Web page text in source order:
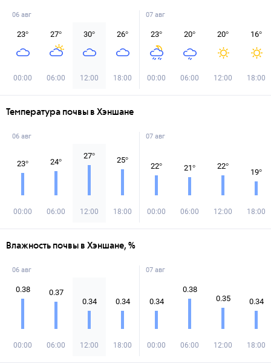
06 авг
23°
00:00
27°
06:00
30°
12:00
26°
18:00
07 авг
23°
00:00
20°
06:00
20°
12:00
16°
18:00
Температура почвы в Хэншане
06 авг
23°
00:00
24°
06:00
27°
12:00
25°
18:00
07 авг
22°
00:00
21°
06:00
22°
12:00
19°
18:00
Влажность почвы в Хэншане, %
06 авг
0.38
00:00
0.37
06:00
0.34
12:00
0.34
18:00
07 авг
0.34
00:00
0.38
06:00
0.35
12:00
0.34
18:00